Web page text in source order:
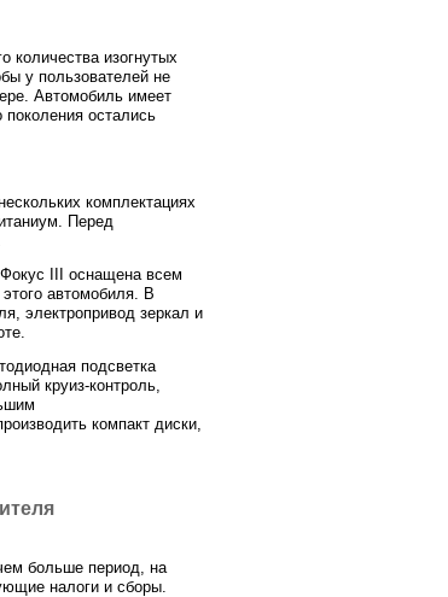
количества изогнутых
у пользователей не
Автомобиль имеет
остались
комплектациях
Перед
III оснащена всем
автомобиля. В
электропривод зеркал и
подсветка
круиз-контроль,
компакт диски,
больше период, на
налоги и сборы.